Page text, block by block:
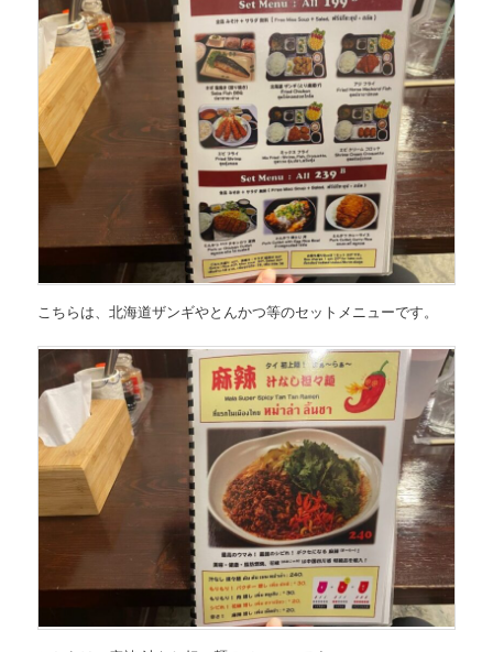
こちらは、北海道ザンギやとんかつ等のセットメニューです。